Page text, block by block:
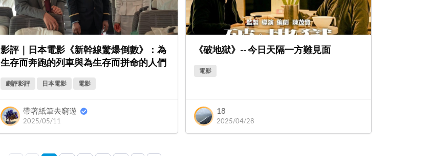
影評｜日本電影《新幹線驚爆倒數》：為
生存而奔跑的列車與為生存而拼命的人們
劇評影評 日本電影 電影
帶著紙筆去窮遊
2025/05/11
《破地獄》-- 今日天隔一方難見面
電影
18
2025/04/28